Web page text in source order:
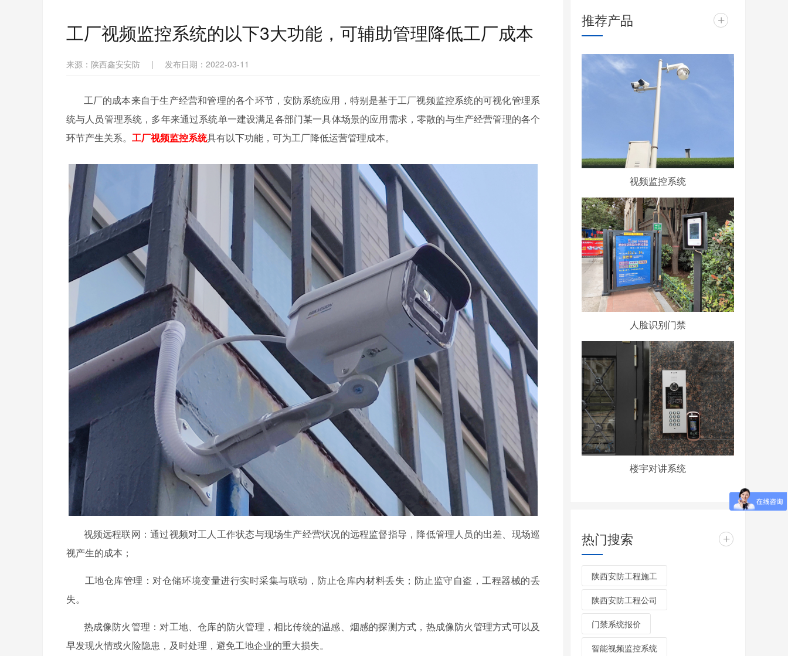
工厂视频监控系统的以下3大功能，可辅助管理降低工厂成本
来源：陕西鑫安安防 | 发布日期：2022-03-11
工厂的成本来自于生产经营和管理的各个环节，安防系统应用，特别是基于工厂视频监控系统的可视化管理系
统与人员管理系统，多年来通过系统单一建设满足各部门某一具体场景的应用需求，零散的与生产经营管理的各个
环节产生关系。 工厂视频监控系统具有以下功能，可为工厂降低运营管理成本。
视频远程联网：通过视频对工人工作状态与现场生产经营状况的远程监督指导，降低管理人员的出差、现场巡
视产生的成本；
工地仓库管理：对仓储环境变量进行实时采集与联动，防止仓库内材料丢失；防止监守自盗，工程器械的丢
失。
热成像防火管理：对工地、仓库的防火管理，相比传统的温感、烟感的探测方式，热成像防火管理方式可以及
早发现火情或火险隐患，及时处理，避免工地企业的重大损失。
推荐产品 +
视频监控系统
人脸识别门禁
楼宇对讲系统
热门搜索 +
陕西安防工程施工
陕西安防工程公司
门禁系统报价
智能视频监控系统